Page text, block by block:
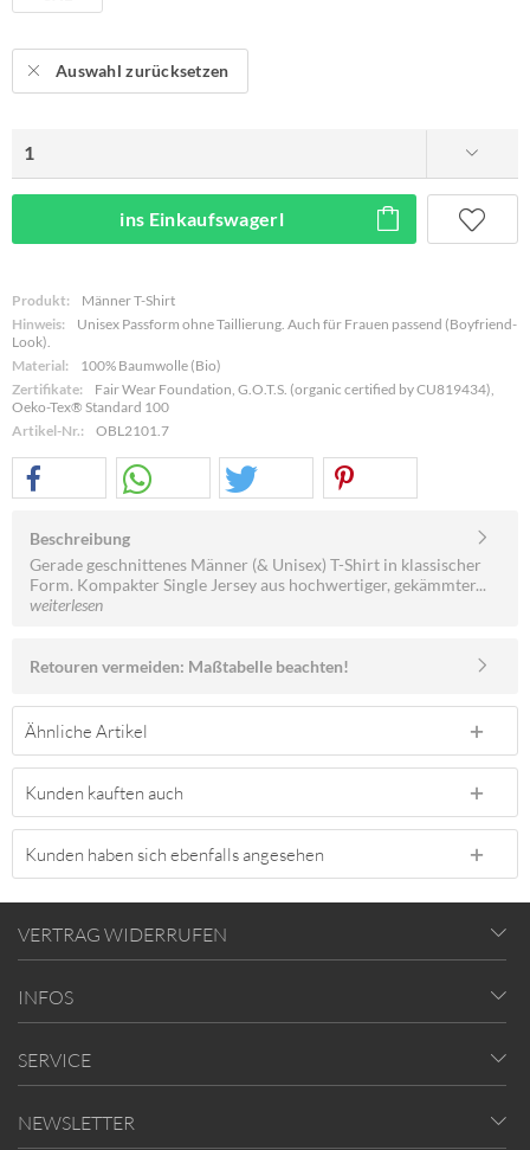
Auswahl zurücksetzen
ins Einkaufswagerl
Produkt:
Männer T-Shirt
Hinweis:
Unisex Passform ohne Taillierung. Auch für Frauen passend (Boyfriend-
Look).
Material:
100% Baumwolle (Bio)
Zertifikate:
Fair Wear Foundation, G.O.T.S. (organic certified by CU819434),
Oeko-Tex® Standard 100
Artikel-Nr.:
OBL2101.7
Beschreibung
Gerade geschnittenes Männer (& Unisex) T-Shirt in klassischer
Form. Kompakter Single Jersey aus hochwertiger, gekämmter...
weiterlesen
Retouren vermeiden: Maßtabelle beachten!
Ähnliche Artikel
Kunden kauften auch
Kunden haben sich ebenfalls angesehen
VERTRAG WIDERRUFEN
INFOS
SERVICE
NEWSLETTER